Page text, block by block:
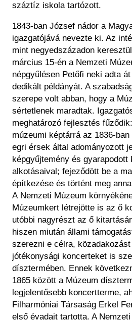
Központi Könyvtár
száztíz iskola tartózott.
1843-ban József nádor a
igazgatójává nevezte ki. Az
mint negyedszázadon
március 15-én a Nemzeti
népgyűlésen Petőfi neki adta
dedikált példányát. A
szerepe volt abban, hogy a
sértetlenek maradtak.
meghatározó fejlesztés
múzeumi képtárrá az 1836-
egri érsek által adományozott
képgyűjtemény és
alkotásaival; fejeződött be a
építkezése és történt meg
A Nemzeti Múzeum
Múzeumkert létrejötte is az ő
utóbbi nagyrészt az ő
hiszen miután állami
szerezni e célra,
jótékonysági koncerteket is
dísztermében. Ennek
1865 között a Múzeum
legjelentősebb koncertterme,
Filharmóniai Társaság Erkel
első évadait tartotta. A